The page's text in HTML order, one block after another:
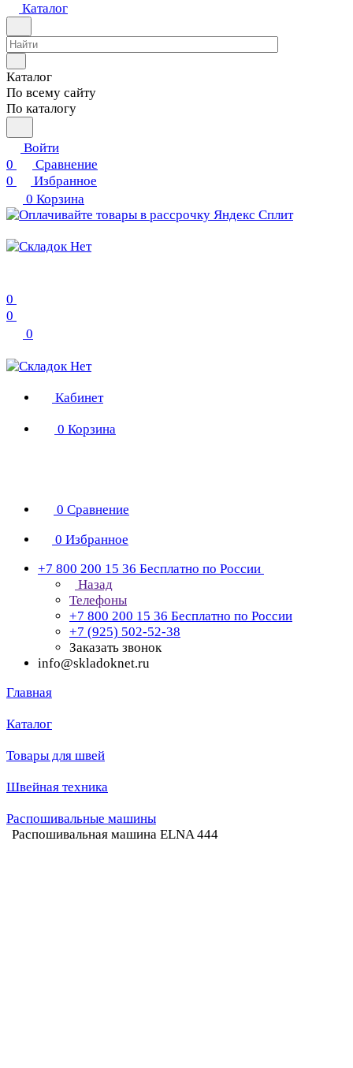
Каталог
Каталог
По всему сайту
По каталогу
Войти
0
Сравнение
0
Избранное
0 Корзина
0
0
0
Кабинет
0 Корзина
0 Сравнение
0 Избранное
+7 800 200 15 36 Бесплатно по России
Назад
Телефоны
+7 800 200 15 36 Бесплатно по России
+7 (925) 502-52-38
Заказать звонок
info@skladoknet.ru
Главная
Каталог
Товары для швей
Швейная техника
Распошивальные машины
Распошивальная машина ELNA 444